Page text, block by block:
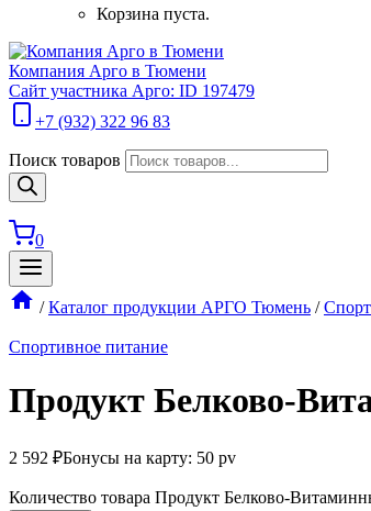
Корзина пуста.
Компания Арго в Тюмени
Сайт участника Арго: ID 197479
+7 (932) 322 96 83
Поиск товаров
0
/ Каталог продукции АРГО Тюмень /
Спортивное питание
Продукт Белково-
2 592 ₽Бонусы на карту: 50 pv
Количество товара Продукт Белково-